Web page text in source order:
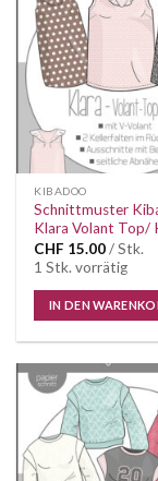
KIBADOO
Schnittmuster
Klara Volant Top/
CHF 15.00/ Stk.
1 Stk. vorrätig
IN DEN